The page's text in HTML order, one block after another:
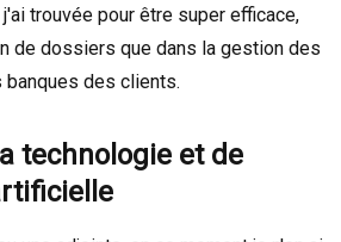
trouvée pour être super efficace,
de dossiers que dans la gestion des
des clients.
technologie et de